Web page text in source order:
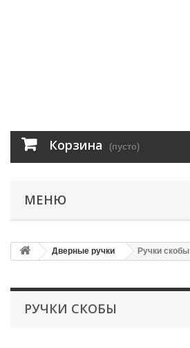
Корзина (пусто)
МЕНЮ
Дверные ручки Ручки скобы
РУЧКИ СКОБЫ